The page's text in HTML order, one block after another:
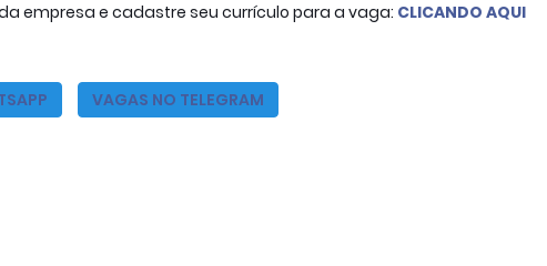
empresa e cadastre seu currículo para a vaga: CLICANDO AQUI
VAGAS NO TELEGRAM